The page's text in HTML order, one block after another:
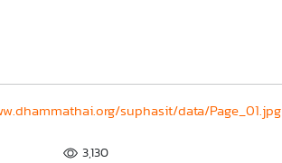
suphasit/data/Page_01.jpg
3,130